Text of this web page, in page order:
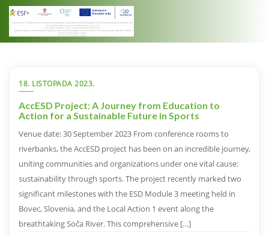
Skip
content
18. LISTOPADA 2023.
AccESD Project: A Journey from Education to
Action for a Sustainable Future in Sports
Venue date: 30 September 2023 From conference rooms to
riverbanks, the AccESD project has been on an incredible journey,
uniting communities and organizations under one vital cause:
sustainability through sports. The project recently marked two
significant milestones with the ESD Module 3 meeting held in
Bovec, Slovenia, and the Local Action 1 event along the
breathtaking Soča River. This comprehensive […]